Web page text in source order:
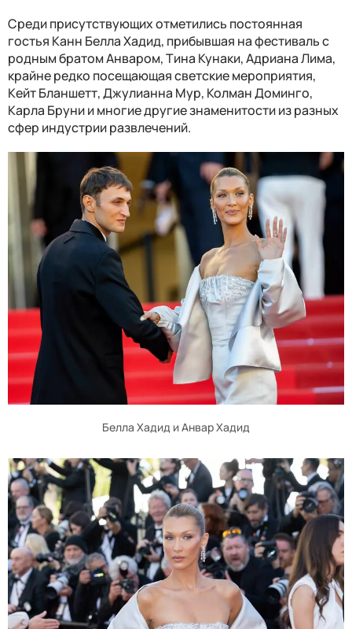
Среди присутствующих отметились постоянная
гостья Канн Белла Хадид, прибывшая на фестиваль с
родным братом Анваром, Тина Кунаки, Адриана Лима,
крайне редко посещающая светские мероприятия,
Кейт Бланшетт, Джулианна Мур, Колман Доминго,
Карла Бруни и многие другие знаменитости из разных
сфер индустрии развлечений.
Белла Хадид и Анвар Хадид